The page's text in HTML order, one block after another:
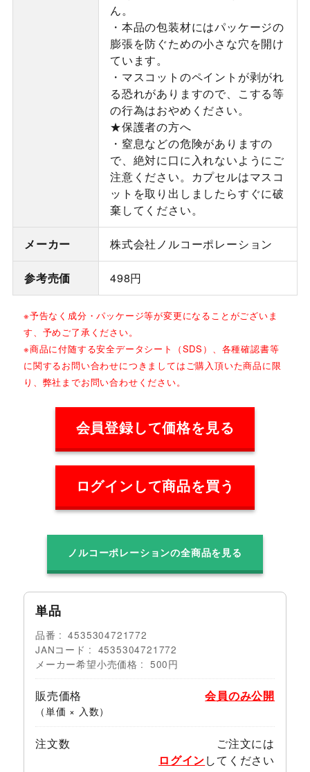
ん。
・本品の包装材にはパッケージの
膨張を防ぐための小さな穴を開け
ています。
・マスコットのペイントが剥がれ
る恐れがありますので、こする等
の行為はおやめください。
★保護者の方へ
・窒息などの危険がありますの
で、絶対に口に入れないようにご
注意ください。カプセルはマスコ
ットを取り出しましたらすぐに破
棄してください。
メーカー 株式会社ノルコーポレーション
参考売価 498円
※予告なく成分・パッケージ等が変更になることがございま
す、予めご了承ください。
※商品に付随する安全データシート（SDS）、各種確認書等
に関するお問い合わせにつきましてはご購入頂いた商品に限
り、弊社までお問い合わせください。
会員登録して価格を見る
ログインして商品を買う
ノルコーポレーションの全商品を見る
単品
品番
4535304721772
JANコード
4535304721772
メーカー希望小売価格
500円
販売価格
（単価 × 入数）
会員のみ公開
注文数
ご注文には
ログインしてください